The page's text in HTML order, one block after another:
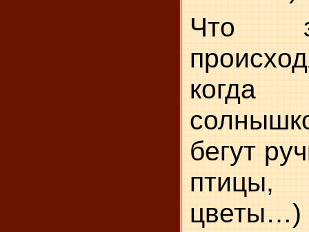
Что
когда
бегут
птицы,
цветы…)